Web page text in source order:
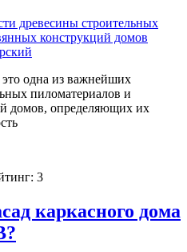
одна из важнейших
пиломатериалов и
домов, определяющих их
3
каркасного дома